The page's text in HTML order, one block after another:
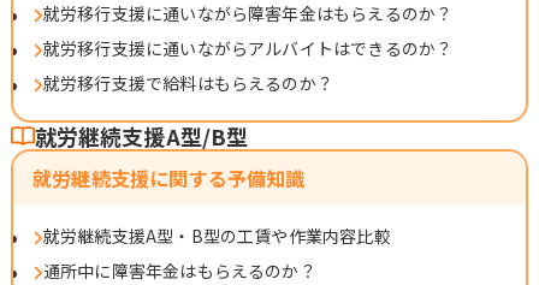
就労移行支援に通いながら障害年金はもらえるのか？
就労移行支援に通いながらアルバイトはできるのか？
就労移行支援で給料はもらえるのか？
就労継続支援A型/B型
就労継続支援に関する予備知識
就労継続支援A型・B型の工賃や作業内容比較
通所中に障害年金はもらえるのか？